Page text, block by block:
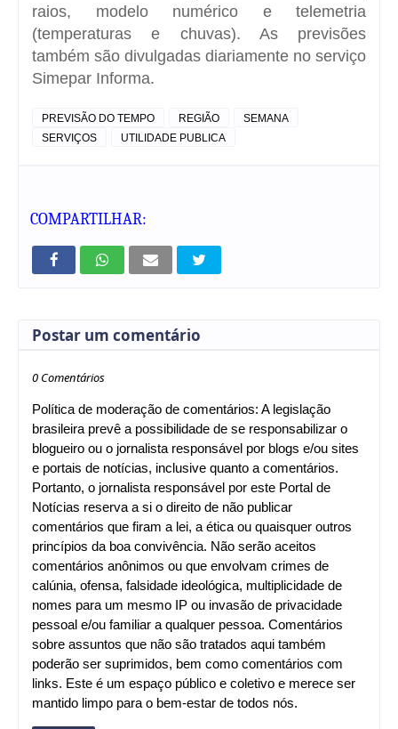
raios, modelo numérico e telemetria
(temperaturas e chuvas). As previsões
também são divulgadas diariamente no serviço
Simepar Informa.
PREVISÃO DO TEMPO REGIÃO
SEMANA
SERVIÇOS
UTILIDADE PUBLICA
COMPARTILHAR:
Postar um comentário
0 Comentários
Política de moderação de comentários: A legislação
brasileira prevê a possibilidade de se responsabilizar o
blogueiro ou o jornalista responsável por blogs e/ou sites
e portais de notícias, inclusive quanto a comentários.
Portanto, o jornalista responsável por este Portal de
Notícias reserva a si o direito de não publicar
comentários que firam a lei, a ética ou quaisquer outros
princípios da boa convivência. Não serão aceitos
comentários anônimos ou que envolvam crimes de
calúnia, ofensa, falsidade ideológica, multiplicidade de
nomes para um mesmo IP ou invasão de privacidade
pessoal e/ou familiar a qualquer pessoa. Comentários
sobre assuntos que não são tratados aqui também
poderão ser suprimidos, bem como comentários com
links. Este é um espaço público e coletivo e merece ser
mantido limpo para o bem-estar de todos nós.